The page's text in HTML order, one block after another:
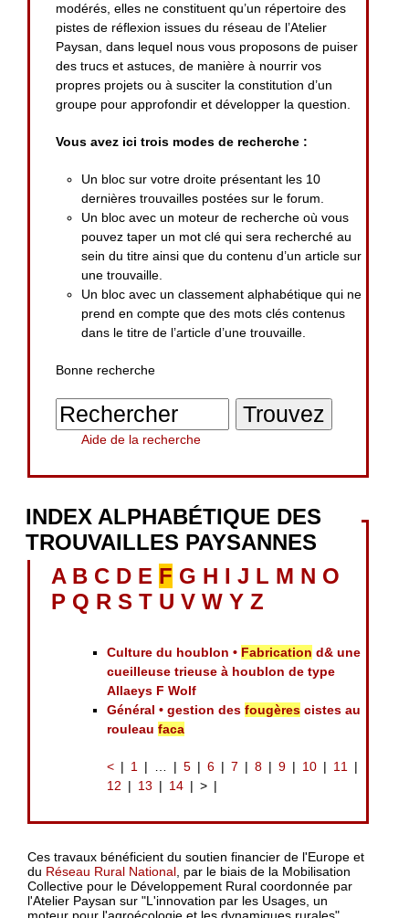
modérés, elles ne constituent qu’un répertoire des
pistes de réflexion issues du réseau de l’Atelier
Paysan, dans lequel nous vous proposons de puiser
des trucs et astuces, de manière à nourrir vos
propres projets ou à susciter la constitution d’un
groupe pour approfondir et développer la question.
Vous avez ici trois modes de recherche :
Un bloc sur votre droite présentant les 10
dernières trouvailles postées sur le forum.
Un bloc avec un moteur de recherche où vous
pouvez taper un mot clé qui sera recherché au
sein du titre ainsi que du contenu d’un article sur
une trouvaille.
Un bloc avec un classement alphabétique qui ne
prend en compte que des mots clés contenus
dans le titre de l’article d’une trouvaille.
Bonne recherche
Aide de la recherche
INDEX ALPHABÉTIQUE DES
TROUVAILLES PAYSANNES
A B C D E F G H I J L M N O
P Q R S T U V W Y Z
Culture du houblon • Fabrication d& une
cueilleuse trieuse à houblon de type
Allaeys F Wolf
Général • gestion desfougères cistes au
rouleaufaca
< 1 … 5 6 7 8 9 10
11
12
13 14 >
Ces travaux bénéficient du soutien financier de l'Europe et
du Réseau Rural National, par le biais de la Mobilisation
Collective pour le Développement Rural coordonnée par
l'Atelier Paysan sur "L'innovation par les Usages, un